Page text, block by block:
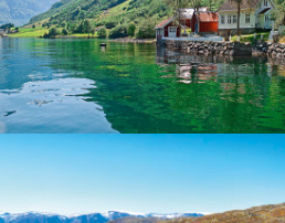
Norway